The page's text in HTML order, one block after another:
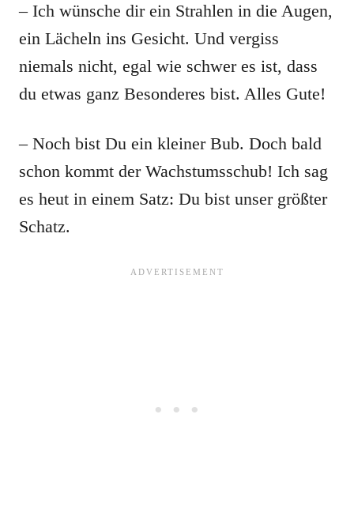
– Ich wünsche dir ein Strahlen in die Augen,
ein Lächeln ins Gesicht. Und vergiss
niemals nicht, egal wie schwer es ist, dass
du etwas ganz Besonderes bist. Alles Gute!
– Noch bist Du ein kleiner Bub. Doch bald
schon kommt der Wachstumsschub! Ich sag
es heut in einem Satz: Du bist unser größter
Schatz.